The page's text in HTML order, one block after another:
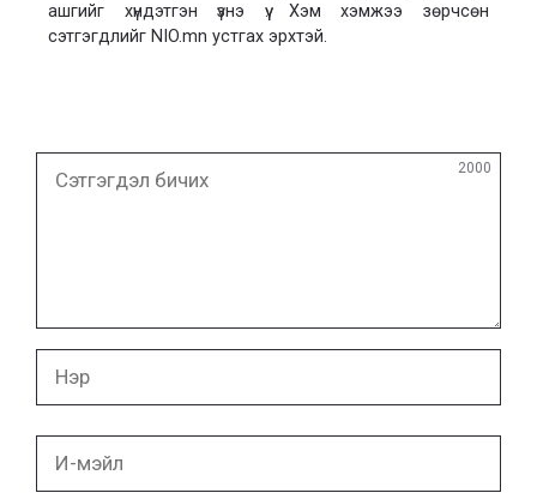
ашгийг хүндэтгэн үзнэ үү. Хэм хэмжээ зөрчсөн
сэтгэгдлийг NIO.mn устгах эрхтэй.
бичих
2000